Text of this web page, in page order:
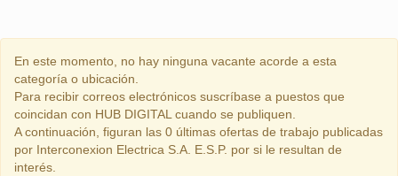
En este momento, no hay ninguna vacante acorde a esta
categoría o ubicación.
Para recibir correos electrónicos suscríbase a puestos que
coincidan con HUB DIGITAL cuando se publiquen.
A continuación, figuran las 0 últimas ofertas de trabajo publicadas
por Interconexion Electrica S.A. E.S.P. por si le resultan de
interés.